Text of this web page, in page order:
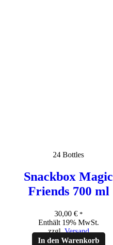
24 Bottles
Snackbox Magic
Friends 700 ml
30,00 € *
Enthält 19% MwSt.
zzgl.Versand
In den Warenkorb